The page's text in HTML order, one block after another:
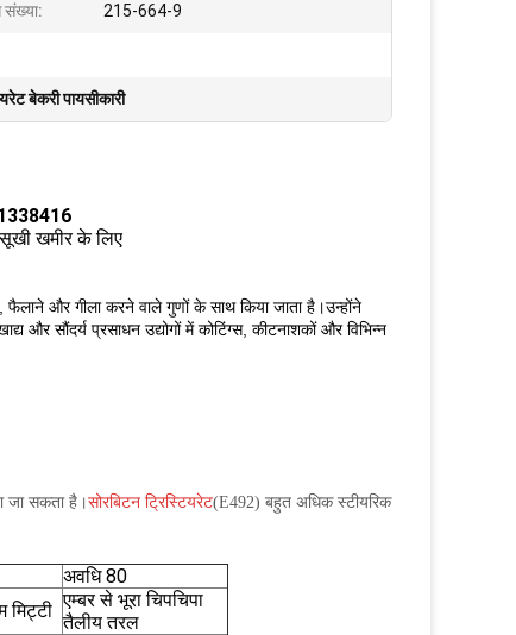
संख्या: 215-664-9
बेकरी पायसीकारी
सूखी खमीर के लिए
फैलाने और गीला करने वाले गुणों के साथ किया जाता है।उन्होंने
और सौंदर्य प्रसाधन उद्योगों में कोटिंग्स, कीटनाशकों और विभिन्न
जा सकता है। सोरबिटन ट्रिस्टियरेट(E492) बहुत अधिक स्टीयरिक
अवधि 80
मिट्टी एम्बर से भूरा चिपचिपा
तैलीय तरल